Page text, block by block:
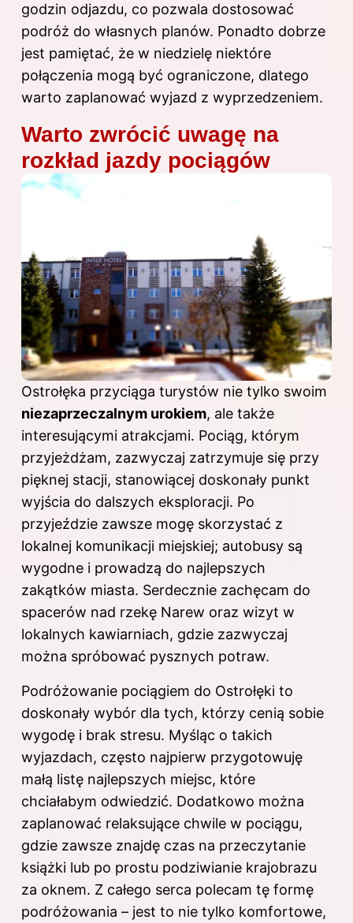
godzin odjazdu, co pozwala dostosować
podróż do własnych planów. Ponadto dobrze
jest pamiętać, że w niedzielę niektóre
połączenia mogą być ograniczone, dlatego
warto zaplanować wyjazd z wyprzedzeniem.
Warto zwrócić uwagę na
rozkład jazdy pociągów
Ostrołęka przyciąga turystów nie tylko swoim
niezaprzeczalnym urokiem, ale także
interesującymi atrakcjami. Pociąg, którym
przyjeżdżam, zazwyczaj zatrzymuje się przy
pięknej stacji, stanowiącej doskonały punkt
wyjścia do dalszych eksploracji. Po
przyjeździe zawsze mogę skorzystać z
lokalnej komunikacji miejskiej; autobusy są
wygodne i prowadzą do najlepszych
zakątków miasta. Serdecznie zachęcam do
spacerów nad rzekę Narew oraz wizyt w
lokalnych kawiarniach, gdzie zazwyczaj
można spróbować pysznych potraw.
Podróżowanie pociągiem do Ostrołęki to
doskonały wybór dla tych, którzy cenią sobie
wygodę i brak stresu. Myśląc o takich
wyjazdach, często najpierw przygotowuję
małą listę najlepszych miejsc, które
chciałabym odwiedzić. Dodatkowo można
zaplanować relaksujące chwile w pociągu,
gdzie zawsze znajdę czas na przeczytanie
książki lub po prostu podziwianie krajobrazu
za oknem. Z całego serca polecam tę formę
podróżowania – jest to nie tylko komfortowe,